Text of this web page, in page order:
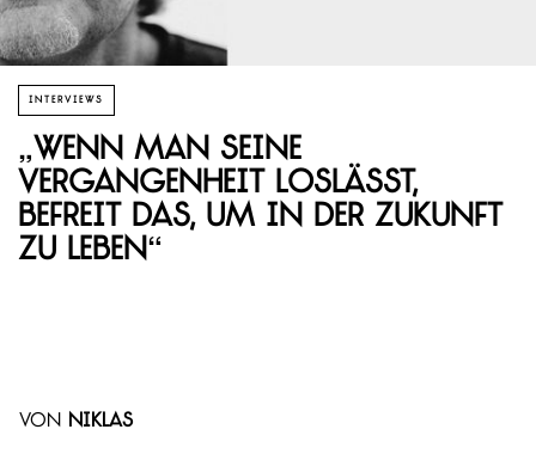
INTERVIEWS
„Wenn man seine
Vergangenheit loslässt,
befreit das, um in der Zukunft
zu leben“
von Niklas